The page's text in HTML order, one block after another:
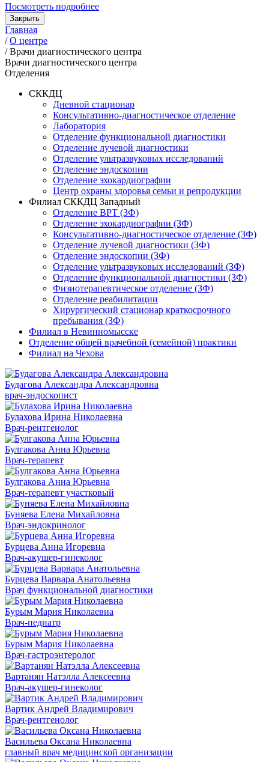
Посмотреть подробнее
Закрыть
Главная
/ О центре
/ Врачи диагностического центра
Врачи диагностического центра
Отделения
СККДЦ
Дневной стационар
Консультативно-диагностическое отделение
Лаборатория
Отделение функциональной диагностики
Отделение лучевой диагностики
Отделение ультразвуковых исследований
Отделение эндоскопии
Отделение эхокардиографии
Центр охраны здоровья семьи и репродукции
Филиал СККДЦ Западный
Отделение ВРТ (ЗФ)
Отделение эхокардиографии (ЗФ)
Консультативно-диагностическое отделение (ЗФ)
Отделение лучевой диагностики (ЗФ)
Отделение эндоскопии (ЗФ)
Отделение ультразвуковых исследований (ЗФ)
Отделение функциональной диагностики (ЗФ)
Физиотерапевтическое отделение (ЗФ)
Отделение реабилитации
Хирургический стационар краткосрочного
пребывания (ЗФ)
Филиал в Невинномысске
Отделение общей врачебной (семейной) практики
Филиал на Чехова
Будагова Александра Александровна
врач-эндоскопист
Булахова Ирина Николаевна
Врач-рентгенолог
Булгакова Анна Юрьевна
Врач-терапевт
Булгакова Анна Юрьевна
Врач-терапевт участковый
Буняева Елена Михайловна
Врач-эндокринолог
Бурцева Анна Игоревна
Врач-акушер-гинеколог
Бурцева Варвара Анатольевна
Врач функциональной диагностики
Бурым Мария Николаевна
Врач-педиатр
Бурым Мария Николаевна
Врач-гастроэнтеролог
Вартанян Натэлла Алексеевна
Врач-акушер-гинеколог
Вартик Андрей Владимирович
Врач-рентгенолог
Васильева Оксана Николаевна
главный врач медицинской организации